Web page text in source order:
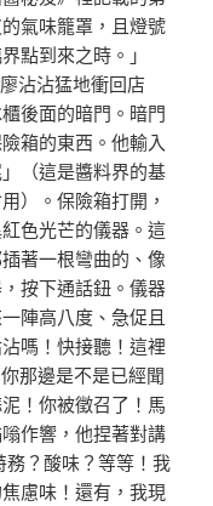
氣味籠罩，且燈號
點到來之時。」
沾沾猛地衝回店
後面的暗門。暗門
箱的東西。他輸入
（這是醬料界的基
）。保險箱打開，
色光芒的儀器。這
著一根彎曲的、像
按下通話鈕。儀器
陣高八度、急促且
嗎！快接聽！這裡
那邊是不是已經聞
！你被徵召了！馬
作響，他捏著對講
務？酸味？等等！我
慮味！還有，我現